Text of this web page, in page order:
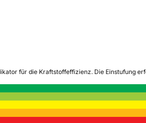
für die Kraftstoffeffizienz. Die Einstufung